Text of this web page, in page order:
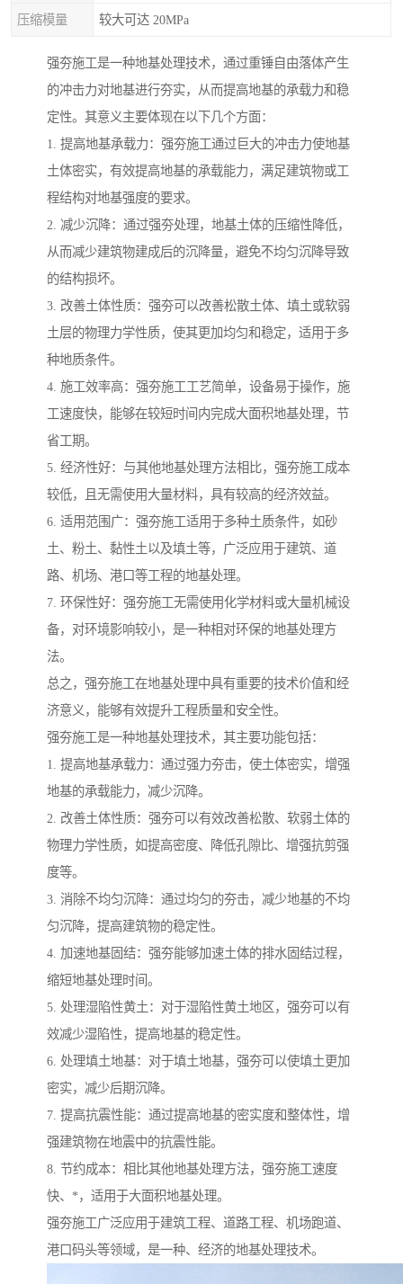
压缩模量 较大可达 20MPa
强夯施工是一种地基处理技术，通过重锤自由落体产生
的冲击力对地基进行夯实，从而提高地基的承载力和稳
定性。其意义主要体现在以下几个方面：
1. 提高地基承载力：强夯施工通过巨大的冲击力使地基
土体密实，有效提高地基的承载能力，满足建筑物或工
程结构对地基强度的要求。
2. 减少沉降：通过强夯处理，地基土体的压缩性降低，
从而减少建筑物建成后的沉降量，避免不均匀沉降导致
的结构损坏。
3. 改善土体性质：强夯可以改善松散土体、填土或软弱
土层的物理力学性质，使其更加均匀和稳定，适用于多
种地质条件。
4. 施工效率高：强夯施工工艺简单，设备易于操作，施
工速度快，能够在较短时间内完成大面积地基处理，节
省工期。
5. 经济性好：与其他地基处理方法相比，强夯施工成本
较低，且无需使用大量材料，具有较高的经济效益。
6. 适用范围广：强夯施工适用于多种土质条件，如砂
土、粉土、黏性土以及填土等，广泛应用于建筑、道
路、机场、港口等工程的地基处理。
7. 环保性好：强夯施工无需使用化学材料或大量机械设
备，对环境影响较小，是一种相对环保的地基处理方
法。
总之，强夯施工在地基处理中具有重要的技术价值和经
济意义，能够有效提升工程质量和安全性。
强夯施工是一种地基处理技术，其主要功能包括：
1. 提高地基承载力：通过强力夯击，使土体密实，增强
地基的承载能力，减少沉降。
2. 改善土体性质：强夯可以有效改善松散、软弱土体的
物理力学性质，如提高密度、降低孔隙比、增强抗剪强
度等。
3. 消除不均匀沉降：通过均匀的夯击，减少地基的不均
匀沉降，提高建筑物的稳定性。
4. 加速地基固结：强夯能够加速土体的排水固结过程，
缩短地基处理时间。
5. 处理湿陷性黄土：对于湿陷性黄土地区，强夯可以有
效减少湿陷性，提高地基的稳定性。
6. 处理填土地基：对于填土地基，强夯可以使填土更加
密实，减少后期沉降。
7. 提高抗震性能：通过提高地基的密实度和整体性，增
强建筑物在地震中的抗震性能。
8. 节约成本：相比其他地基处理方法，强夯施工速度
快、*，适用于大面积地基处理。
强夯施工广泛应用于建筑工程、道路工程、机场跑道、
港口码头等领域，是一种、经济的地基处理技术。